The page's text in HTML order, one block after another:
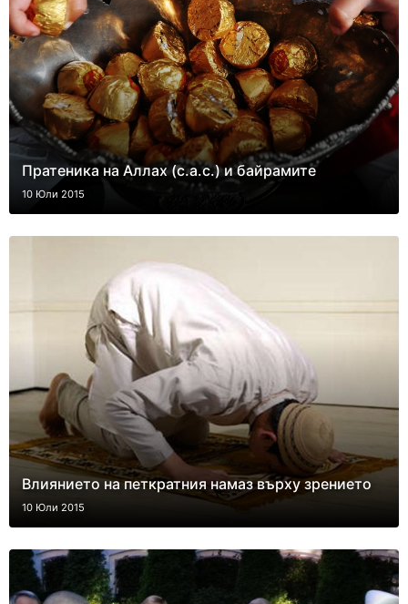
Пратеника на Аллах (с.а.с.) и байрамите
10 Юли 2015
Влиянието на петкратния намаз върху зрението
10 Юли 2015